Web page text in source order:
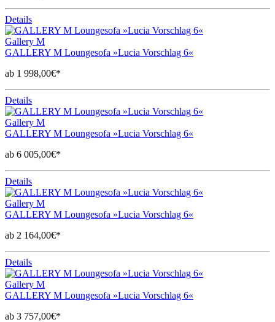
Details
Gallery M
GALLERY M Loungesofa »Lucia Vorschlag 6«
ab 1 998,00€*
Details
Gallery M
GALLERY M Loungesofa »Lucia Vorschlag 6«
ab 6 005,00€*
Details
Gallery M
GALLERY M Loungesofa »Lucia Vorschlag 6«
ab 2 164,00€*
Details
Gallery M
GALLERY M Loungesofa »Lucia Vorschlag 6«
ab 3 757,00€*